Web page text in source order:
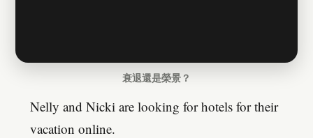
衰退還是榮景？
Nelly and Nicki are looking for hotels for their
vacation online.